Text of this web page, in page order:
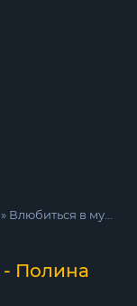
» Влюбиться в мужа заново - Полина Рей
- Полина